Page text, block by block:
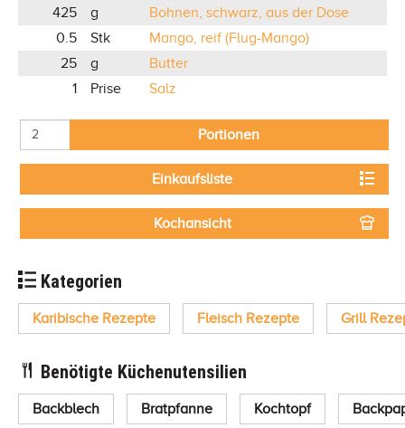
425
g
Bohnen, schwarz, aus der Dose
0.5
Stk
Mango, reif (Flug-Mango)
25
g
Butter
1
Prise Salz
Portionen
Einkaufsliste
Kochansicht
Kategorien
Karibische Rezepte Fleisch Rezepte Grill
Benötigte Küchenutensilien
Backblech Bratpfanne Kochtopf